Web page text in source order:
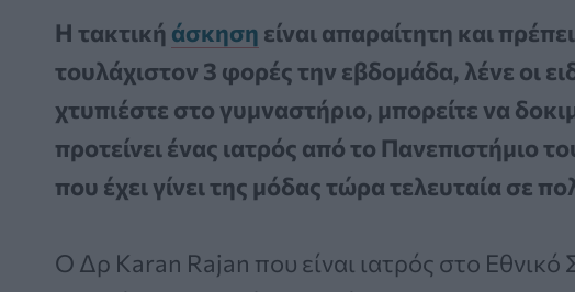
Η τακτική άσκηση είναι απαραίτητη και
τουλάχιστον 3 φορές την εβδομάδα, λένε οι
χτυπιέστε στο γυμναστήριο, μπορείτε να
προτείνει ένας ιατρός από το Πανεπιστήμιο
που έχει γίνει της μόδας τώρα τελευταία σε
Ο Δρ Karan Rajan που είναι ιατρός στο Εθνικό